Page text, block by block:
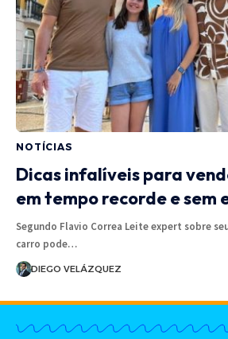
NOTÍCIAS
Dicas infalíveis para
em tempo recorde e sem
Segundo Flavio Correa Leite expert sobre
carro pode…
DIEGO VELÁZQUEZ